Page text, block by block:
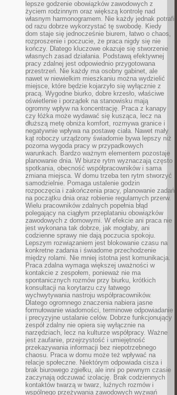
lepsze godzenie obowiązków zawodowych z
życiem rodzinnym oraz większą kontrolę nad
własnym harmonogramem. Nie każdy jednak potrafi
od razu dobrze wykorzystać tę swobodę. Kiedy
dom staje się jednocześnie biurem, łatwo o chaos,
rozproszenie i poczucie, że praca nigdy się nie
kończy. Dlatego kluczowe okazuje się stworzenie
własnych zasad działania. Podstawą efektywnej
pracy zdalnej jest odpowiednio przygotowana
przestrzeń. Nie każdy ma osobny gabinet, ale
nawet w niewielkim mieszkaniu można wydzielić
miejsce, które będzie kojarzyło się wyłącznie z
pracą. Wygodne biurko, dobre krzesło, właściwe
oświetlenie i porządek na stanowisku mają
ogromny wpływ na koncentrację. Praca z kanapy
czy łóżka może wydawać się kusząca, lecz na
dłuższą metę obniża komfort, rozmywa granice i
negatywnie wpływa na postawę ciała. Nawet mały
kąt roboczy urządzony świadomie bywa lepszy niż
pozorna wygoda pracy w przypadkowych
warunkach. Bardzo ważnym elementem pozostaje
planowanie dnia. W biurze rytm wyznaczają często
spotkania, obecność współpracowników i sama
zmiana miejsca. W domu trzeba ten rytm stworzyć
samodzielnie. Pomaga ustalenie godzin
rozpoczęcia i zakończenia pracy, planowanie zadań
na początku dnia oraz robienie regularnych przerw.
Wielu pracowników zdalnych popełnia błąd
polegający na ciągłym przeplataniu obowiązków
zawodowych z domowymi. W efekcie ani praca nie
jest wykonana tak dobrze, jak mogłaby, ani
codzienne sprawy nie dają poczucia spokoju.
Lepszym rozwiązaniem jest blokowanie czasu na
konkretne zadania i świadome przechodzenie
między rolami. Nie mniej istotna jest komunikacja.
Praca zdalna wymaga większej uważności w
kontakcie z zespołem, ponieważ nie ma
spontanicznych rozmów przy biurku, krótkich
konsultacji na korytarzu czy łatwego
wychwytywania nastroju współpracowników.
Dlatego ogromnego znaczenia nabiera jasne
formułowanie wiadomości, terminowe odpowiadanie
i precyzyjne ustalanie celów. Dobrze funkcjonujący
zespół zdalny nie opiera się wyłącznie na
narzędziach, lecz na kulturze współpracy. Ważne
jest zaufanie, przejrzystość i umiejętność
przekazywania informacji bez niepotrzebnego
chaosu. Praca w domu może też wpływać na
relacje społeczne. Niektórym odpowiada cisza i
brak biurowego zgiełku, ale inni po pewnym czasie
zaczynają odczuwać izolację. Brak codziennych
kontaktów twarzą w twarz, luźnych rozmów i
wspólnego przeżywania zawodowych wyzwań